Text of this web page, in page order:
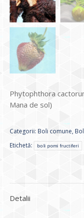
Phytophthora
Mana de sol)
Categorii: Boli comune,
Etichetă:
boli pomi fructiferi
Detalii